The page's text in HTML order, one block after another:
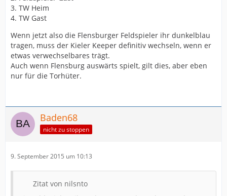
3. TW Heim
4. TW Gast
Wenn jetzt also die Flensburger Feldspieler ihr dunkelblau
tragen, muss der Kieler Keeper definitiv wechseln, wenn er
etwas verwechselbares trägt.
Auch wenn Flensburg auswärts spielt, gilt dies, aber eben
nur für die Torhüter.
Baden68
nicht zu stoppen
9. September 2015 um 10:13
Zitat von nilsnto